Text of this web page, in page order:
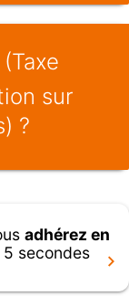
sur
?
adhérez en
secondes